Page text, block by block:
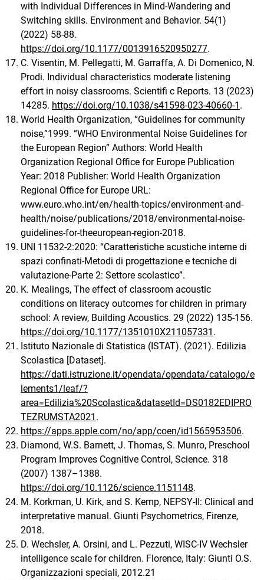
with Individual Differences in Mind-Wandering and
Switching skills. Environment and Behavior. 54(1)
(2022) 58-88.
https://doi.org/10.1177/0013916520950277.
C. Visentin, M. Pellegatti, M. Garraffa, A. Di Domenico, N.
Prodi. Individual characteristics moderate listening
effort in noisy classrooms. Scientifi c Reports. 13 (2023)
14285. https://doi.org/10.1038/s41598-023-40660-1 .
World Health Organization, “Guidelines for community
noise,”1999. “WHO Environmental Noise Guidelines for
the European Region” Authors: World Health
Organization Regional Office for Europe Publication
Year: 2018 Publisher: World Health Organization
Regional Office for Europe URL:
www.euro.who.int/en/health-topics/environment-and-
health/noise/publications/2018/environmental-noise-
guidelines-for-theeuropean-region-2018.
UNI 11532-2:2020: “Caratteristiche acustiche interne di
spazi confinati-Metodi di progettazione e tecniche di
valutazione-Parte 2: Settore scolastico”.
K. Mealings, The effect of classroom acoustic
conditions on literacy outcomes for children in primary
school: A review, Building Acoustics. 29 (2022) 135-156.
https://doi.org/10.1177/1351010X211057331 .
Istituto Nazionale di Statistica (ISTAT). (2021). Edilizia
Scolastica [Dataset].
https://dati.istruzione.it/opendata/opendata/catalogo/e
lements1/leaf/?
area=Edilizia%20Scolastica&datasetId=DS0182EDIPRO
TEZRUMSTA2021 .
https://apps.apple.com/no/app/coen/id1565953506.
Diamond, W.S. Barnett, J. Thomas, S. Munro, Preschool
Program Improves Cognitive Control, Science. 318
(2007) 1387–1388.
https://doi.org/10.1126/science.1151148.
M. Korkman, U. Kirk, and S. Kemp, NEPSY-II: Clinical and
interpretative manual. Giunti Psychometrics, Firenze,
2018.
D. Wechsler, A. Orsini, and L. Pezzuti, WISC-IV Wechsler
intelligence scale for children. Florence, Italy: Giunti O.S.
Organizzazioni speciali, 2012.21